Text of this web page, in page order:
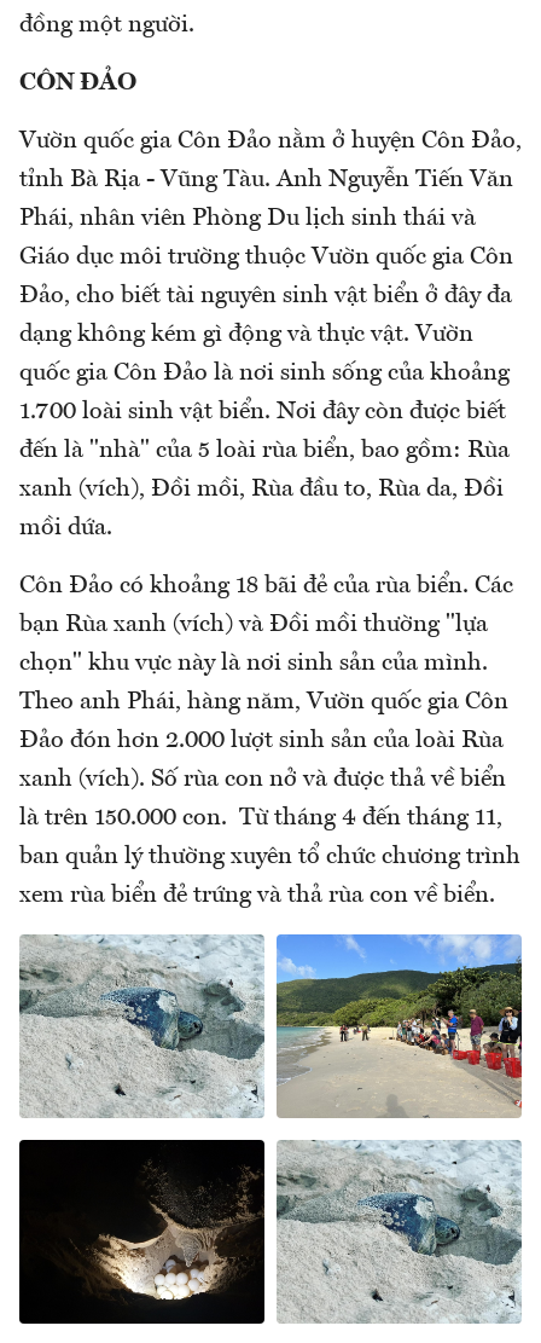
đồng một người.
CÔN ĐẢO
Vườn quốc gia Côn Đảo nằm ở huyện Côn Đảo,
tỉnh Bà Rịa - Vũng Tàu. Anh Nguyễn Tiến Văn
Phái, nhân viên Phòng Du lịch sinh thái và
Giáo dục môi trường thuộc Vườn quốc gia Côn
Đảo, cho biết tài nguyên sinh vật biển ở đây đa
dạng không kém gì động và thực vật. Vườn
quốc gia Côn Đảo là nơi sinh sống của khoảng
1.700 loài sinh vật biển. Nơi đây còn được biết
đến là "nhà" của 5 loài rùa biển, bao gồm: Rùa
xanh (vích), Đồi mồi, Rùa đầu to, Rùa da, Đồi
mồi dứa.
Côn Đảo có khoảng 18 bãi đẻ của rùa biển. Các
bạn Rùa xanh (vích) và Đồi mồi thường "lựa
chọn" khu vực này là nơi sinh sản của mình.
Theo anh Phái, hàng năm, Vườn quốc gia Côn
Đảo đón hơn 2.000 lượt sinh sản của loài Rùa
xanh (vích). Số rùa con nở và được thả về biển
là trên 150.000 con. Từ tháng 4 đến tháng 11,
ban quản lý thường xuyên tổ chức chương trình
xem rùa biển đẻ trứng và thả rùa con về biển.